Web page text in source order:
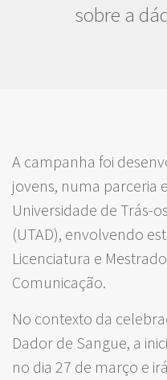
sobre a
A campanha foi
jovens, numa parceria
Universidade de Trás-
(UTAD), envolvendo
Licenciatura e
Comunicação.
No contexto da
Dador de Sangue, a
no dia 27 de março e